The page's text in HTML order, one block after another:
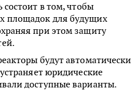
состоит в том, чтобы
площадок для будущих
при этом защиту
будут автоматически
юридические
доступные варианты.